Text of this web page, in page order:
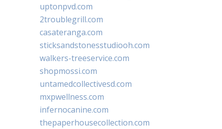
uptonpvd.com
2troublegrill.com
casateranga.com
sticksandstonesstudiooh.com
walkers-treeservice.com
shopmossi.com
untamedcollectivesd.com
mxpwellness.com
infernocanine.com
thepaperhousecollection.com